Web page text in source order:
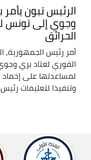
الرئيس تبون يأمر
وجوي إلى تونس
الحرائق
أمر رئيس الجمهورية,
الفوري لعتاد بري
لمساعدتها على إخماد
وتنفيذا لتعليمات